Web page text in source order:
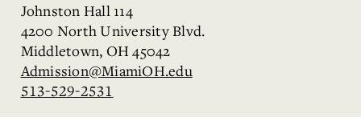
Johnston Hall 114
4200 North University Blvd.
Middletown, OH 45042
Admission@MiamiOH.edu
513-529-2531